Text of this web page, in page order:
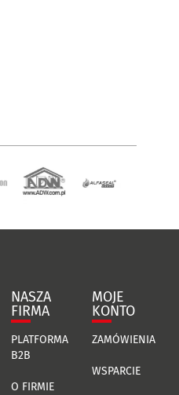
NASZA
FIRMA
PLATFORMA
B2B
O FIRMIE
MOJE
KONTO
ZAMÓWIENIA
WSPARCIE